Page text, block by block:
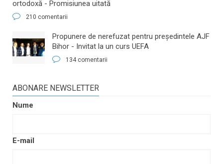
ortodoxă - Promisiunea uitată
210 comentarii
​Propunere de nerefuzat pentru preşedintele AJF
Bihor - Invitat la un curs UEFA
134 comentarii
ABONARE NEWSLETTER
Nume
E-mail